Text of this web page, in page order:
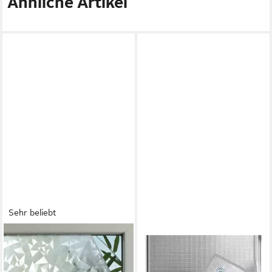
Sehr beliebt
GARDINIA
Fensterfolie Graphic 50,
halbtransparent, 90% UV-
VENKUBER
Sonnenschutz-Fensterfolie
Sichtschutz für Fenster – UV-